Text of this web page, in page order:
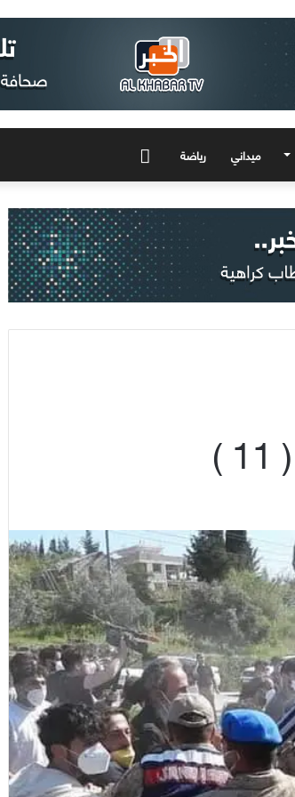
ميداني رياضة